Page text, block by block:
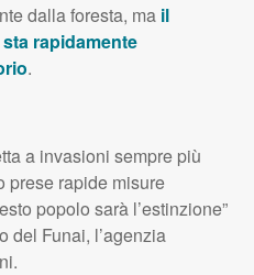
dalla foresta, ma il
rapidamente
.
a invasioni sempre più
prese rapide misure
popolo sarà l’estinzione”
del Funai, l’agenzia